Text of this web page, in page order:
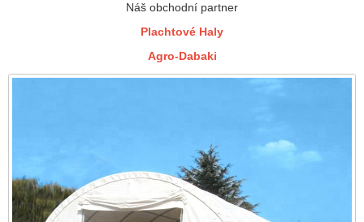
Náš obchodní partner
Plachtové Haly
Agro-Dabaki